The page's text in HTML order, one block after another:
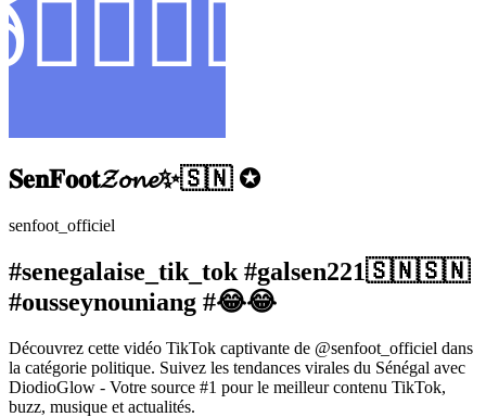
𝐒𝐞𝐧𝐅𝐨𝐨𝐭𝓩𝓸𝓷𝓮✨🇸🇳 ✪
senfoot_officiel
#senegalaise_tik_tok #galsen221🇸🇳🇸🇳
#ousseynouniang #😂😂
Découvrez cette vidéo TikTok captivante de @senfoot_officiel dans
la catégorie politique. Suivez les tendances virales du Sénégal avec
DiodioGlow - Votre source #1 pour le meilleur contenu TikTok,
buzz, musique et actualités.